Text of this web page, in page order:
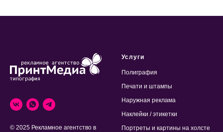
© 2025 Рекламное агентство в
Услуги
Полиграфия
Печати и штампы
Наружная реклама
Наклейки / этикетки
Портреты и картины на холсте